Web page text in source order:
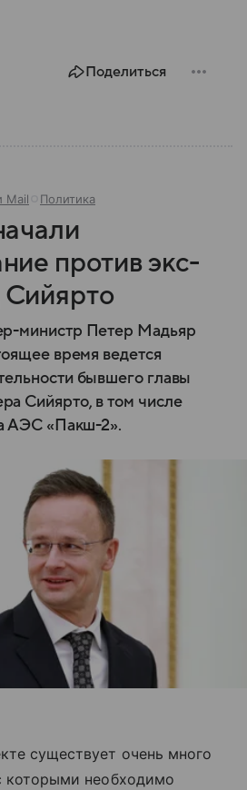
Поделиться
Mail Политика
против экс-
министр Петер Мадьяр
время ведется
бывшего главы
Сийярто, в том числе
АЭС «Пакш-2».
существует очень много
которыми необходимо